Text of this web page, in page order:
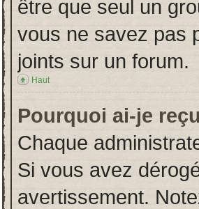
être que seul un
vous ne savez pas
joints sur un forum.
Haut
Pourquoi ai-je
Chaque
Si vous avez
avertissement.